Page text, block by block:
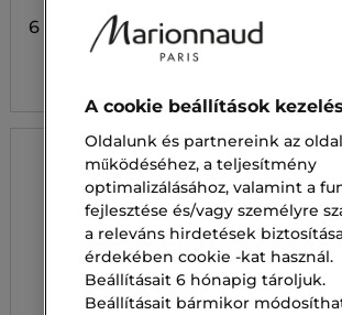
6 300,00 Ft
A cookie beállítások
Oldalunk és partnereink az oldal
működéséhez, a teljesítmény
optimalizálásához, valamint a
fejlesztése és/vagy személyre
a releváns hirdetések
érdekében cookie -kat használ.
Beállításait 6 hónapig tároljuk.
Beállításait bármikor